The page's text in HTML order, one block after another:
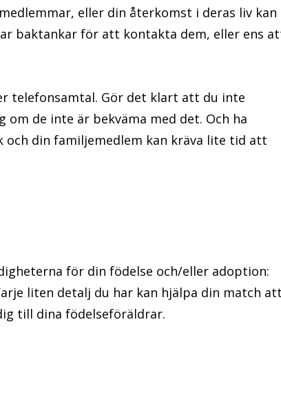
eller din återkomst i deras liv kan
baktankar för att kontakta dem, eller ens
telefonsamtal. Gör det klart att du inte
de inte är bekväma med det. Och ha
och din familjemedlem kan kräva lite tid att
för din födelse och/eller adoption:
liten detalj du har kan hjälpa din match
till dina födelseföräldrar.